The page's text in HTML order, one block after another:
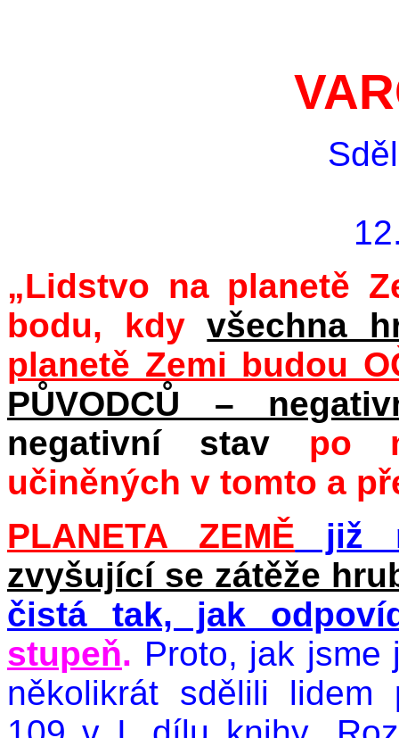
„Lidstvo na planetě
bodu, kdyvšechna
planetě Zemi budou
PŮVODCŮ –
negativní stav po
učiněných v tomto a
PLANETA ZEMĚ již
zvyšující se zátěže
čistá tak, jak
stupeň. Proto, jak jsme
několikrát sdělili lidem